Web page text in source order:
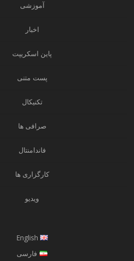
آموزشی
اخبار
پاین اسکریپت
پست متنی
تکنیکال
صرافی ها
فاندامنتال
کارگزاری ها
ویدیو
English
فارسی